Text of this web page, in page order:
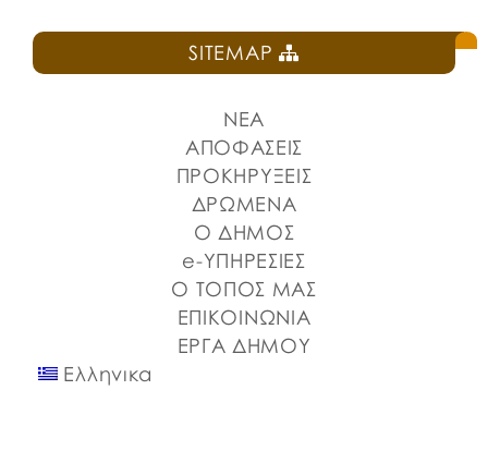
SITEMAP
ΝΕΑ
ΑΠΟΦΑΣΕΙΣ
ΠΡΟΚΗΡΥΞΕΙΣ
ΔΡΩΜΕΝΑ
Ο ΔΗΜΟΣ
e-ΥΠΗΡΕΣΙΕΣ
Ο ΤΟΠΟΣ ΜΑΣ
ΕΠΙΚΟΙΝΩΝΙΑ
ΕΡΓΑ ΔΗΜΟΥ
Ελληνικα